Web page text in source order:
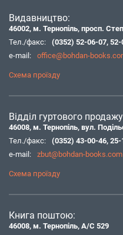
Видавництво:
46002, м. Тернопіль, просп.
Тел./факс:
(0352) 52-06-07, 52-
e-mail:
office@bohdan-
Схема проїзду
Відділ гуртового
46008, м. Тернопіль, вул.
Тел./факс:
(0352) 43-00-46, 25-
e-mail:
zbut@bohdan-books.com
Схема проїзду
Книга поштою:
46008, м. Тернопіль, А/С 529